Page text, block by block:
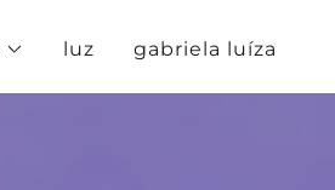
luz gabriela luíza